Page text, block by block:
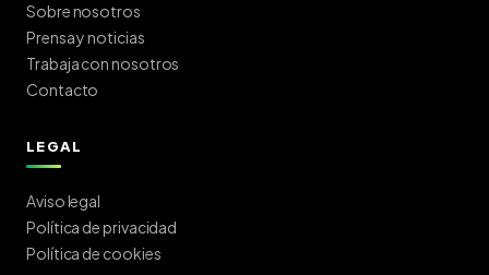
Sobre nosotros
Prensa y noticias
Trabaja con nosotros
Contacto
LEGAL
Aviso legal
Política de privacidad
Política de cookies